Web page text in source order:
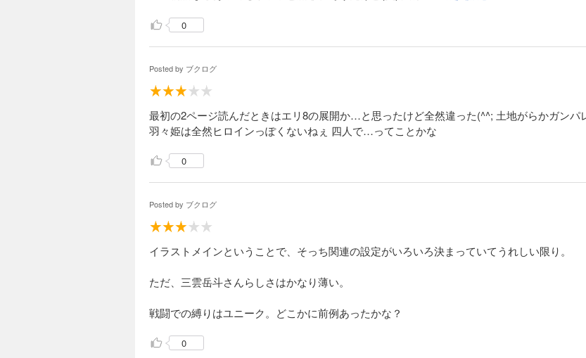
0
Posted by ブクログ
最初の2ページ読んだときはエリ8の展開か…と思ったけど全然違った(^^; 土地がらかガンパ
羽々姫は全然ヒロインっぽくないねぇ 四人で…ってことかな
0
Posted by ブクログ
イラストメインということで、そっち関連の設定がいろいろ決まっていてうれしい限り。
ただ、三雲岳斗さんらしさはかなり薄い。
戦闘での縛りはユニーク。どこかに前例あったかな？
0